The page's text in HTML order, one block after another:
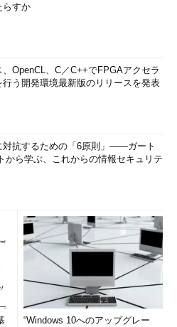
らすか
OpenCL、C／C++でFPGAアクセラ
行う開発環境最新版のリリースを発表
対抗するための「6原則」――ガート
から学ぶ、これからの情報セキュリテ
“Windows 10へのアップグレー